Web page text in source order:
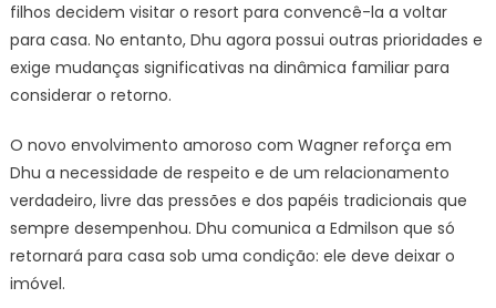
filhos decidem visitar o resort para convencê-la a voltar
para casa. No entanto, Dhu agora possui outras prioridades e
exige mudanças significativas na dinâmica familiar para
considerar o retorno.
O novo envolvimento amoroso com Wagner reforça em
Dhu a necessidade de respeito e de um relacionamento
verdadeiro, livre das pressões e dos papéis tradicionais que
sempre desempenhou. Dhu comunica a Edmilson que só
retornará para casa sob uma condição: ele deve deixar o
imóvel.